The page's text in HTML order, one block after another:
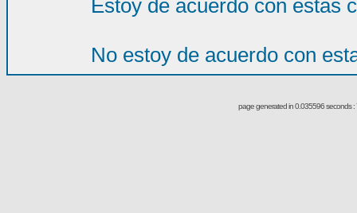
Estoy de acuerdo con estas
No estoy de acuerdo con
page generated in 0.035596 seconds :